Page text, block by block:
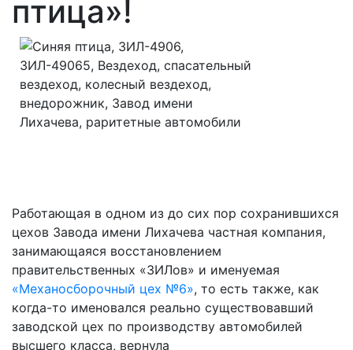
птица»!
Работающая в одном из до сих пор сохранившихся
цехов Завода имени Лихачева частная компания,
занимающаяся восстановлением
правительственных «ЗИЛов» и именуемая
«Механосборочный цех №6», то есть также, как
когда-то именовался реально существовавший
заводской цех по производству автомобилей
высшего класса, вернула